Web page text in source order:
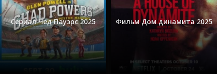
Сериал Чед Пауэрс 2025 Фильм Дом динамита 2025